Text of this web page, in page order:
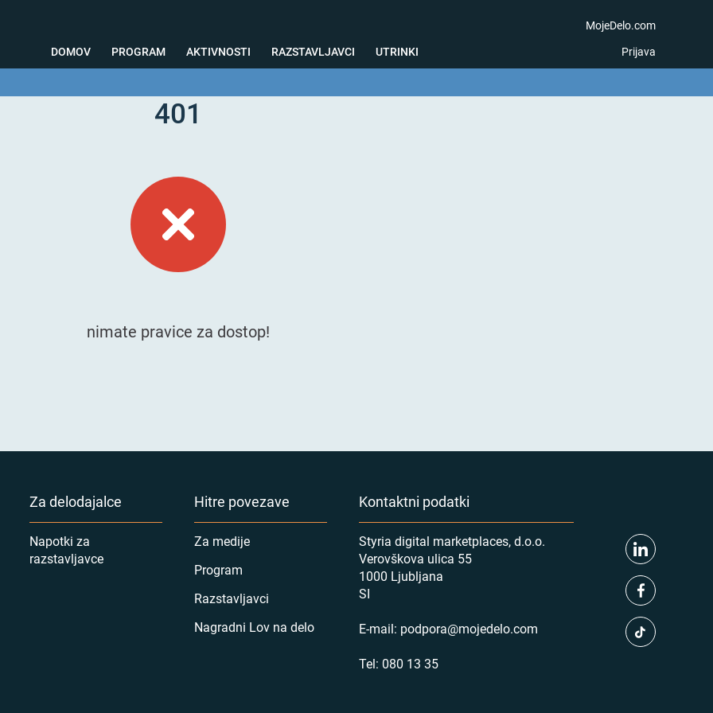
DOMOV PROGRAM AKTIVNOSTI
Testiranja
RAZSTAVLJAVCI UTRINKI
MojeDelo.com
Prijava
401
nimate pravice za dostop!
Za delodajalce
Napotki za
razstavljavce
Hitre povezave
Za medije
Program
Razstavljavci
Nagradni Lov na delo
Kontaktni podatki
Styria digital marketplaces, d.o.o.
Verovškova ulica 55
1000 Ljubljana
SI
E-mail: podpora@mojedelo.com
Tel: 080 13 35